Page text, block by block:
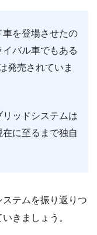
車を登場させたの
バル車でもある
発売されていま
ッドシステムは
在に至るまで独自
テムを振り返りつ
きましょう。